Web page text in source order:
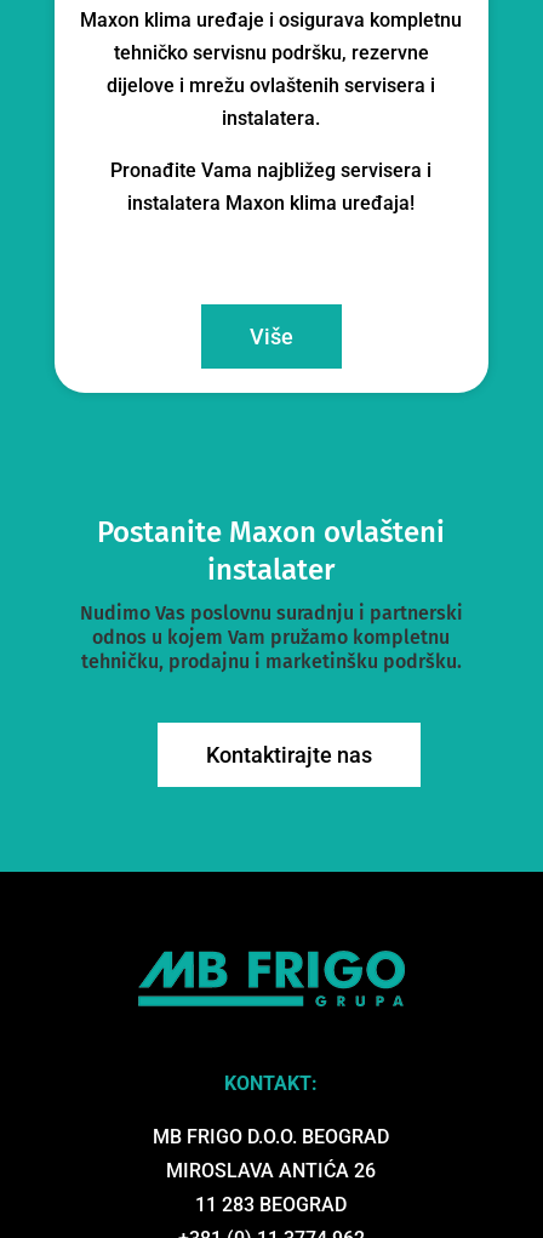
Maxon klima uređaje i osigurava kompletnu
tehničko servisnu podršku, rezervne
dijelove i mrežu ovlaštenih servisera i
instalatera.
Pronađite Vama najbližeg servisera i
instalatera Maxon klima uređaja!
Više
Postanite Maxon ovlašteni
instalater
Nudimo Vas poslovnu suradnju i partnerski
odnos u kojem Vam pružamo kompletnu
tehničku, prodajnu i marketinšku podršku.
Kontaktirajte nas
KONTAKT:
MB FRIGO D.O.O. BEOGRAD
MIROSLAVA ANTIĆA 26
11 283 BEOGRAD